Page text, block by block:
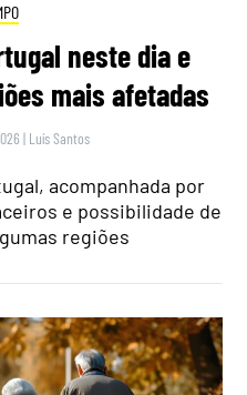
neste dia e
mais afetadas
| Luís Santos
acompanhada por
e possibilidade de
regiões